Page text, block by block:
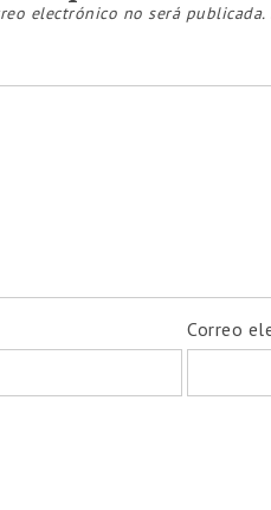
electrónico no será publicada.
Correo